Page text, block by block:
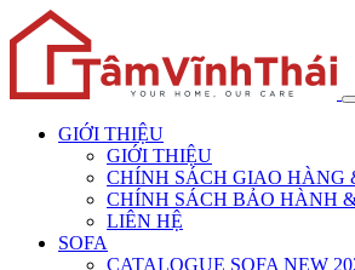
GIỚI THIỆU
GIỚI THIỆU
CHÍNH SÁCH GIAO HÀNG
CHÍNH SÁCH BẢO HÀNH
LIÊN HỆ
SOFA
CATALOGUE SOFA NEW